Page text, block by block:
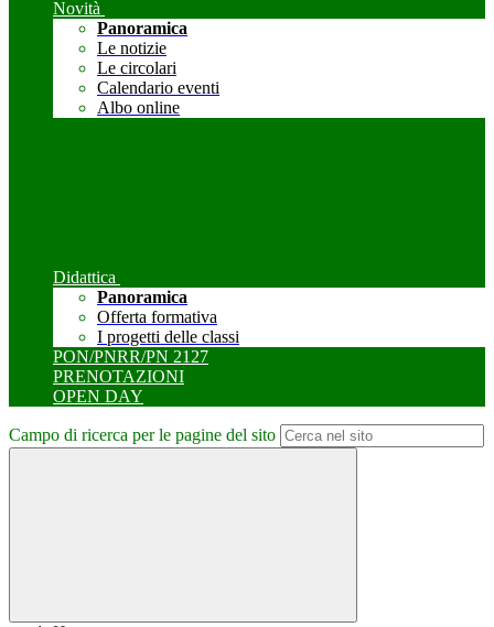
Novità
Panoramica
Le notizie
Le circolari
Calendario eventi
Albo online
Didattica
Panoramica
Offerta formativa
I progetti delle classi
PON/PNRR/PN 2127
PRENOTAZIONI
OPEN DAY
Campo di ricerca per le pagine del sito